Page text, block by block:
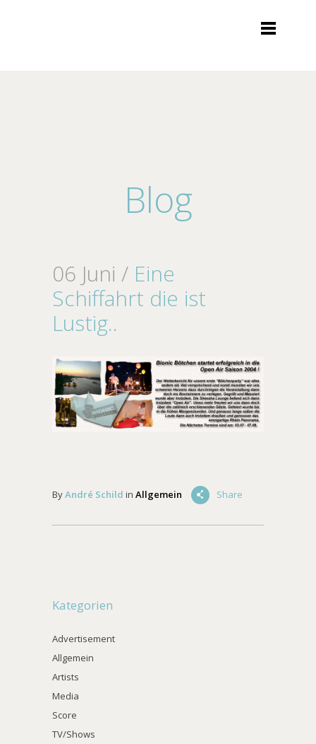
Blog
06 Juni / Eine
Schiffahrt die ist
Lustig..
ByAndré Schild in Allgemein Share
Kategorien
Advertisement
Allgemein
Artists
Media
Score
TV/Shows